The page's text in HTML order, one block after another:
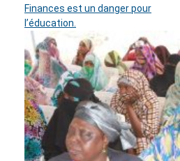
Finances est un danger pour
l’éducation.